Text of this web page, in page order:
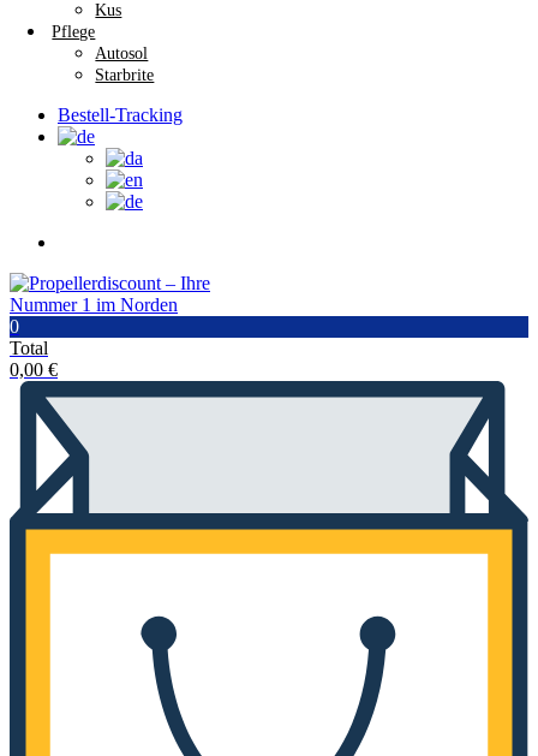
Kus
Pflege
Autosol
Starbrite
Bestell-Tracking
0
Total
0,00 €